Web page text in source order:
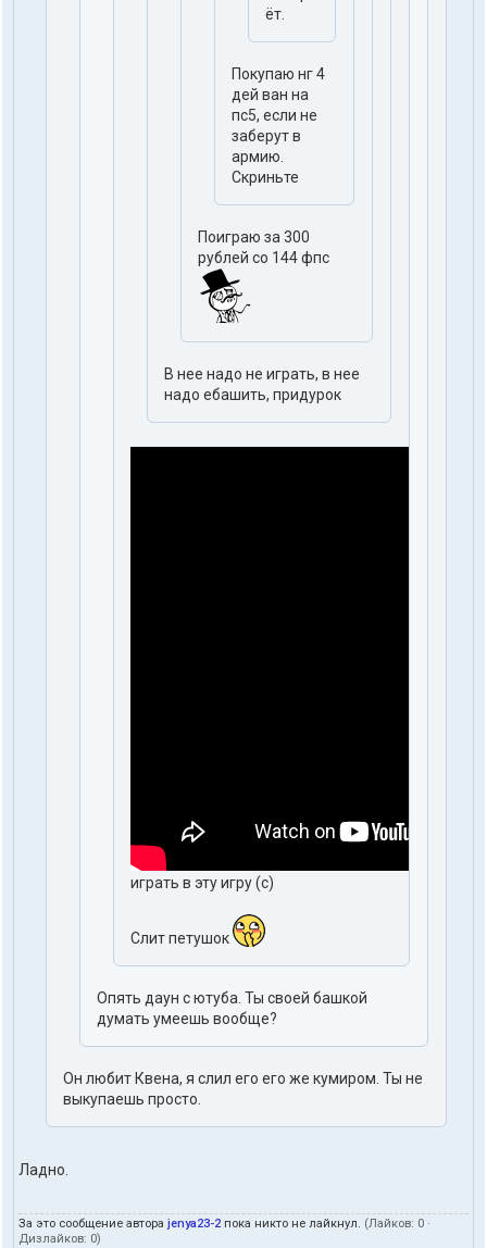
ёт.
Покупаю нг 4
дей ван на
пс5, если не
заберут в
армию.
Скриньте
Поиграю за 300
рублей со 144 фпс
В нее надо не играть, в нее
надо ебашить, придурок
играть в эту игру (с)
Слит петушок
Опять даун с ютуба. Ты своей башкой
думать умеешь вообще?
Он любит Квена, я слил его его же кумиром. Ты не
выкупаешь просто.
Ладно.
За это сообщение автора jenya23-2 пока никто не лайкнул. (Лайков: 0 ·
Дизлайков: 0)